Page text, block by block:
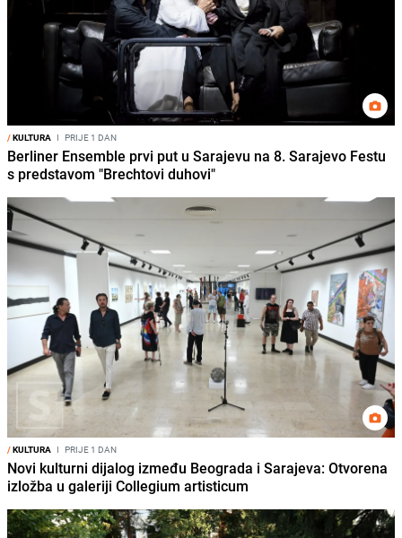
/KULTURA I PRIJE 1 DAN
Berliner Ensemble prvi put u Sarajevu na 8. Sarajevo Festu
s predstavom "Brechtovi duhovi"
/KULTURA I PRIJE 1 DAN
Novi kulturni dijalog između Beograda i Sarajeva: Otvorena
izložba u galeriji Collegium artisticum